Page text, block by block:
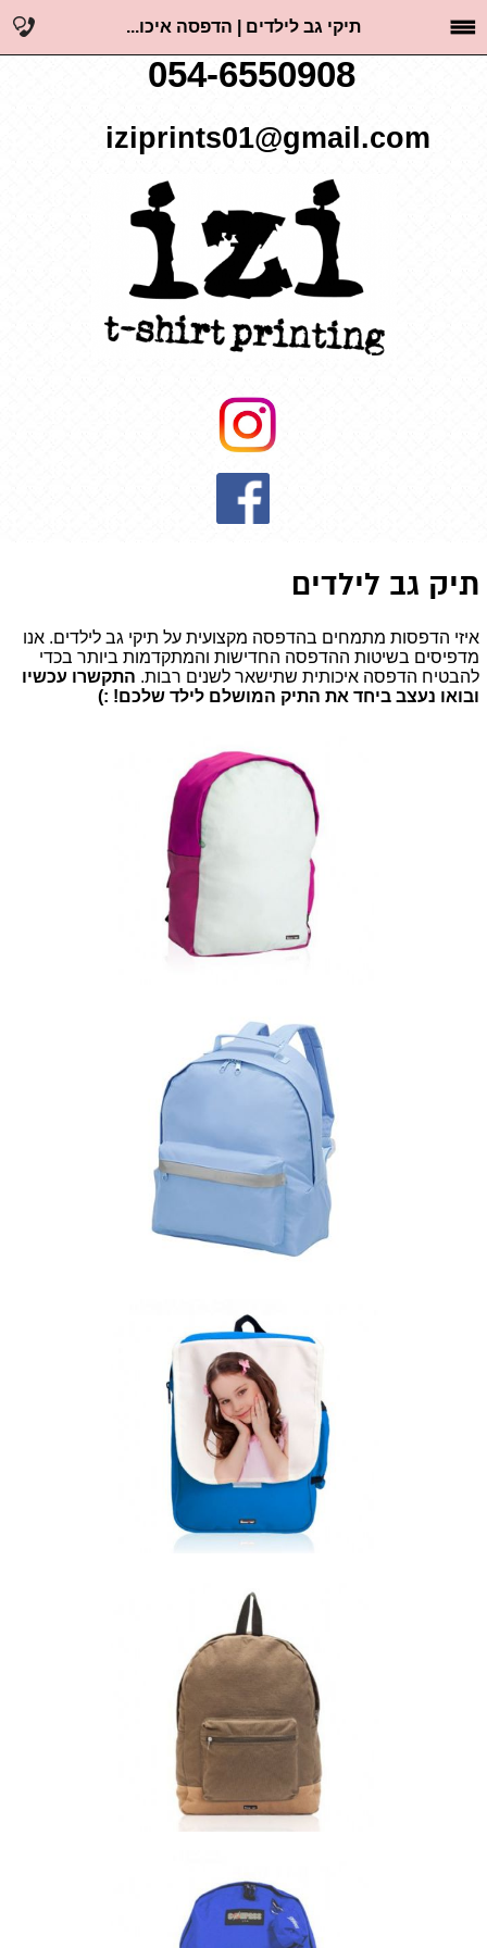
תיקי גב לילדים | הדפסה איכו...
054-6550908
iziprints01@gmail.com
תיק גב לילדים
איזי הדפסות מתמחים בהדפסה מקצועית על תיקי גב לילדים. אנו
מדפיסים בשיטות ההדפסה החדישות והמתקדמות ביותר בכדי
להבטיח הדפסה איכותית שתישאר לשנים רבות. התקשרו עכשיו
ובואו נעצב ביחד את התיק המושלם לילד שלכם! :)